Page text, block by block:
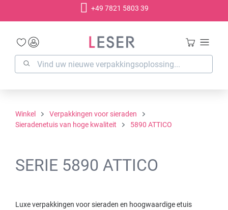
+49 7821 5803 39
Winkel
Verpakkingen voor sieraden
Sieradenetuis van hoge kwaliteit
5890 ATTICO
SERIE 5890 ATTICO
Luxe verpakkingen voor sieraden en hoogwaardige etuis